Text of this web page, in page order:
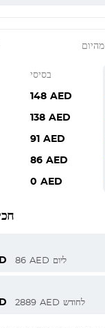
בסיסי
148 AED
138 AED
91 AED
86 AED
0 AED
86 AED ליום
2889 AED לחודש